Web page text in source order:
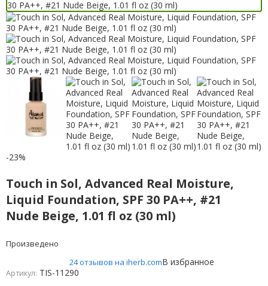
-23%
Touch in Sol, Advanced Real Moisture,
Liquid Foundation, SPF 30 PA++, #21
Nude Beige, 1.01 fl oz (30 ml)
Произведено
24 отзывов на iherb.comВ избранное
Артикул: TIS-11290